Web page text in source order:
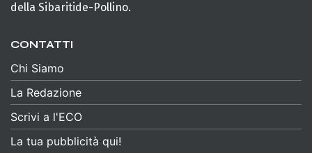
della Sibaritide-Pollino.
CONTATTI
Chi Siamo
La Redazione
Scrivi a l'ECO
La tua pubblicità qui!